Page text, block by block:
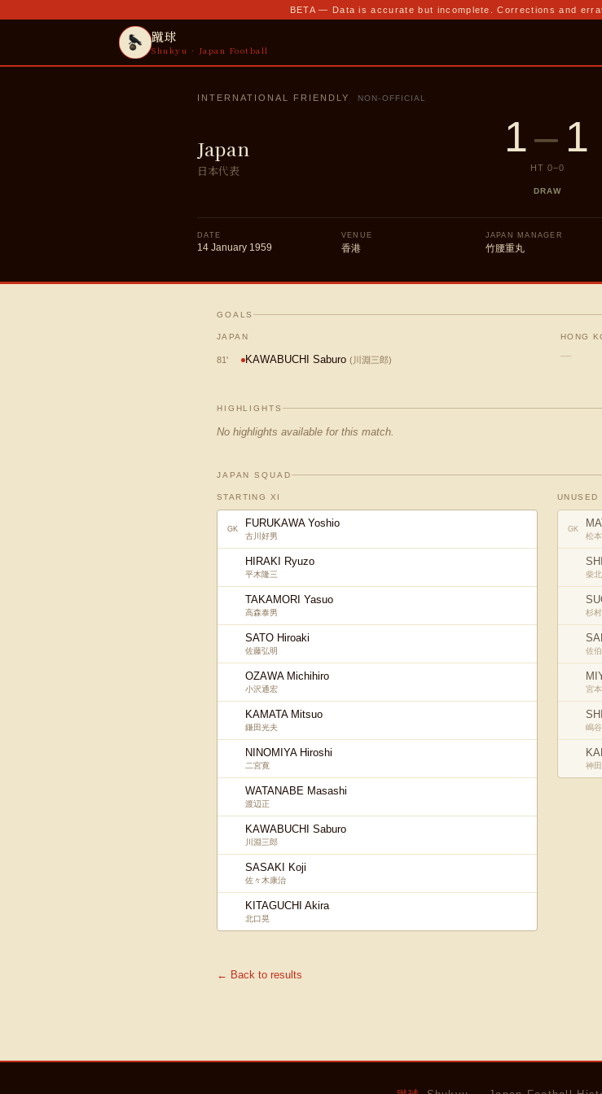
BETA — Data is accurate but incomplete. Corrections and
蹴球
Shukyu · Japan Football
INTERNATIONAL FRIENDLY NON-OFFICIAL
Japan
日本代表
1– 1
HT 0–0
DRAW
DATE
14 January 1959
VENUE
香港
JAPAN MANAGER
竹腰重丸
GOALS
JAPAN
81' KAWABUCHI Saburo ( 川淵三郎)
HONG
—
HIGHLIGHTS
No highlights available for this match.
JAPAN SQUAD
STARTING XI
GK FURUKAWA Yoshio
古川好男
HIRAKI Ryuzo
平木隆三
TAKAMORI Yasuo
高森泰男
SATO Hiroaki
佐藤弘明
OZAWA Michihiro
小沢通宏
KAMATA Mitsuo
鎌田光夫
NINOMIYA Hiroshi
二宮寛
WATANABE Masashi
渡辺正
KAWABUCHI Saburo
川淵三郎
SASAKI Koji
佐々木康治
KITAGUCHI Akira
北口晃
UNUSED
GK
松
柴
杉
佐
宮
嶋
神
← Back to results